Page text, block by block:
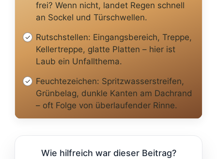
frei? Wenn nicht, landet Regen schnell
an Sockel und Türschwellen.
Rutschstellen: Eingangsbereich, Treppe,
Kellertreppe, glatte Platten – hier ist
Laub ein Unfallthema.
Feuchtezeichen: Spritzwasserstreifen,
Grünbelag, dunkle Kanten am Dachrand
– oft Folge von überlaufender Rinne.
Wie hilfreich war dieser Beitrag?